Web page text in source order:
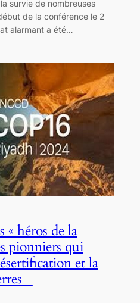
survie de nombreuses
de la conférence le 2
alarmant a été…
« héros de la
pionniers qui
et la